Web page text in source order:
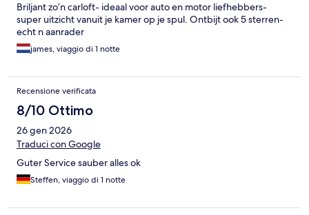
Briljant zo’n carloft- ideaal voor auto en motor liefhebbers-
super uitzicht vanuit je kamer op je spul. Ontbijt ook 5 sterren-
echt n aanrader
james, viaggio di 1 notte
Recensione verificata
8/10 Ottimo
26 gen 2026
Traduci con Google
Guter Service sauber alles ok
Steffen, viaggio di 1 notte